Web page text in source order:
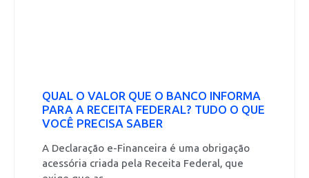
QUAL O VALOR QUE O BANCO INFORMA
PARA A RECEITA FEDERAL? TUDO O QUE
VOCÊ PRECISA SABER
A Declaração e-Financeira é uma obrigação
acessória criada pela Receita Federal, que